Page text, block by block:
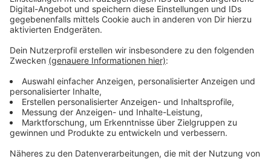
Wir verwenden einen Service eines
Drittanbieters, um Videoinhalte
Daten zu Ihren Aktivitäten
Details durch und stimmen Sie der
Nutzung des Service zu, um dieses
Video anzusehen.
Mehr Informationen
Code 404 ist ein Standardfehlercode in der